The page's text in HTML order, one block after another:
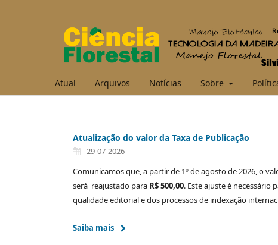
Atual Arquivos Notícias Sobre
Atualização do valor da Taxa de Publicação
29-07-2026
Comunicamos que, a partir de 1º de agosto de 2026, o
será reajustado para R$ 500,00. Este ajuste é necessário
qualidade editorial e dos processos de indexação
Saiba mais